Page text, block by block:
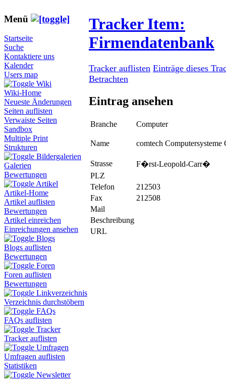
Menü
Startseite
Suche
Kontaktiere uns
Kalender
Users map
Wiki
Wiki-Home
Neueste Änderungen
Seiten auflisten
Verwaiste Seiten
Sandbox
Multiple Print
Strukturen
Bildergalerien
Galerien
Bewertungen
Artikel
Artikel-Home
Artikel auflisten
Bewertungen
Artikel einreichen
Einreichungen ansehen
Blogs
Blogs auflisten
Bewertungen
Foren
Foren auflisten
Bewertungen
Linkverzeichnis
Verzeichnis durchstöbern
FAQs
FAQs auflisten
Tracker
Tracker auflisten
Umfragen
Umfragen auflisten
Statistiken
Newsletter
Tracker Item:
Firmendatenbank
Tracker auflisten Einträge dieses
Betrachten
Eintrag ansehen
Branche Computer
Name comtech Computersysteme
Strasse
F�rst-Leopold-Carr�
PLZ
Telefon
212503
Fax
212508
Mail
Beschreibung
URL